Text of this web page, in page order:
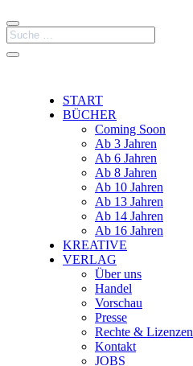
START
BÜCHER
Coming Soon
Ab 3 Jahren
Ab 6 Jahren
Ab 8 Jahren
Ab 10 Jahren
Ab 13 Jahren
Ab 14 Jahren
Ab 16 Jahren
KREATIVE
VERLAG
Über uns
Handel
Vorschau
Presse
Rechte & Lizenzen
Kontakt
JOBS